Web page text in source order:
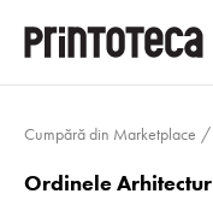
Cumpără din Marketplace
Ordinele